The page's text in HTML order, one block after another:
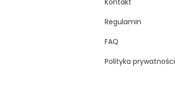
Kontakt
Regulamin
FAQ
Polityka prywatności